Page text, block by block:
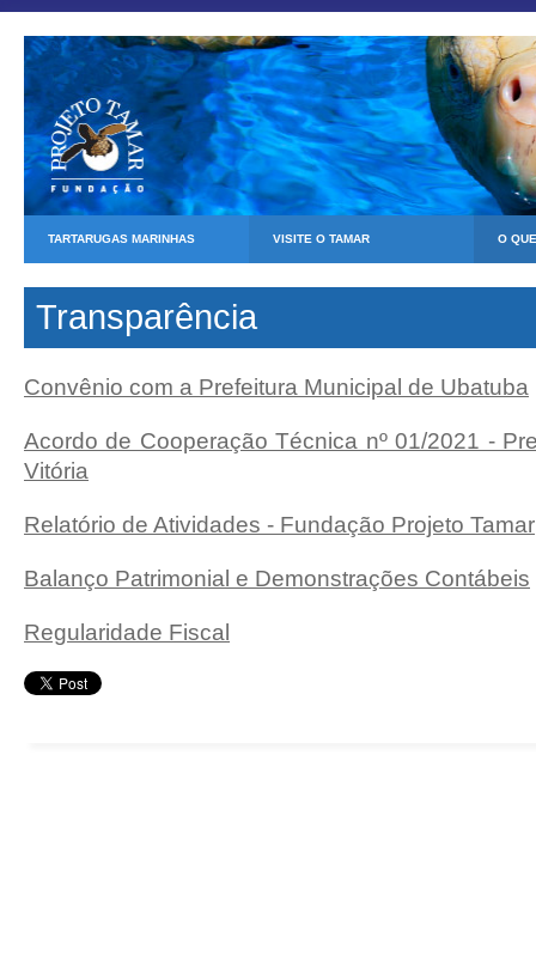
TARTARUGAS MARINHAS VISITE O TAMAR O
Transparência
Convênio com a Prefeitura Municipal de Ubatuba
Acordo de Cooperação Técnica nº 01/2021 -
Vitória
Relatório de Atividades - Fundação Projeto Tamar
Balanço Patrimonial e Demonstrações Contábeis
Regularidade Fiscal